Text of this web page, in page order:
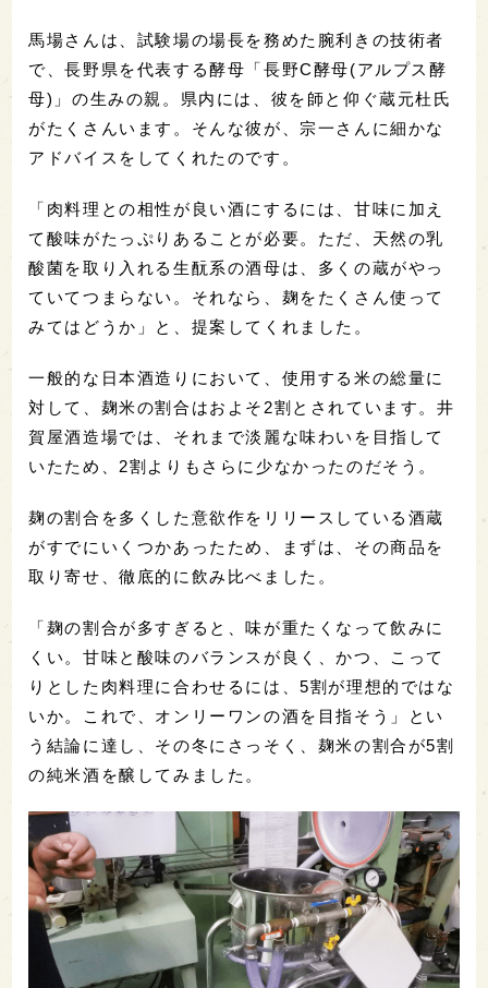
馬場さんは、試験場の場長を務めた腕利きの技術者
で、長野県を代表する酵母「長野C酵母(アルプス酵
母)」の生みの親。県内には、彼を師と仰ぐ蔵元杜氏
がたくさんいます。そんな彼が、宗一さんに細かな
アドバイスをしてくれたのです。
「肉料理との相性が良い酒にするには、甘味に加え
て酸味がたっぷりあることが必要。ただ、天然の乳
酸菌を取り入れる生酛系の酒母は、多くの蔵がやっ
ていてつまらない。それなら、麹をたくさん使って
みてはどうか」と、提案してくれました。
一般的な日本酒造りにおいて、使用する米の総量に
対して、麹米の割合はおよそ2割とされています。井
賀屋酒造場では、それまで淡麗な味わいを目指して
いたため、2割よりもさらに少なかったのだそう。
麹の割合を多くした意欲作をリリースしている酒蔵
がすでにいくつかあったため、まずは、その商品を
取り寄せ、徹底的に飲み比べました。
「麹の割合が多すぎると、味が重たくなって飲みに
くい。甘味と酸味のバランスが良く、かつ、こって
りとした肉料理に合わせるには、5割が理想的ではな
いか。これで、オンリーワンの酒を目指そう」とい
う結論に達し、その冬にさっそく、麹米の割合が5割
の純米酒を醸してみました。